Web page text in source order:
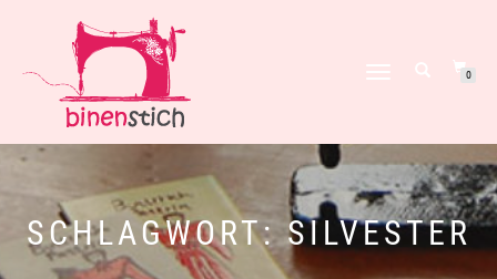
0
SCHLAGWORT:SILVESTER